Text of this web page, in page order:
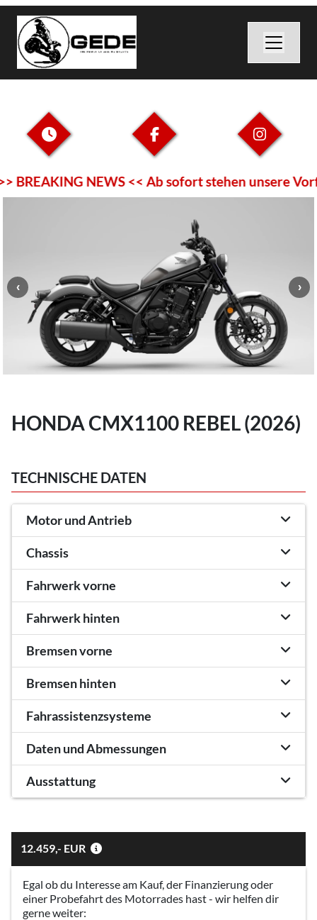
BREAKING NEWS << Ab sofort stehen unsere
HONDA CMX1100 REBEL (2026)
TECHNISCHE DATEN
Motor und Antrieb
Chassis
Fahrwerk vorne
Fahrwerk hinten
Bremsen vorne
Bremsen hinten
Fahrassistenzsysteme
Daten und Abmessungen
Ausstattung
12.459,- EUR
Egal ob du Interesse am Kauf, der Finanzierung oder
einer Probefahrt des Motorrades hast - wir helfen dir
gerne weiter: